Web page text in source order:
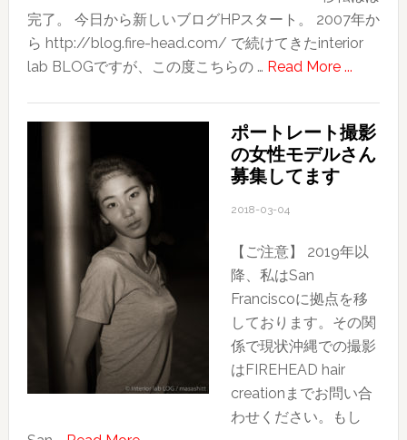
完了。 今日から新しいブログHPスタート。 2007年か
ら http://blog.fire-head.com/ で続けてきたinterior
lab BLOGですが、この度こちらの … Read More ...about
か
ら
ブ
グ
HP
ス
ー
ト
ポートレート撮影
の女性モデルさん
募集してます
2018-03-04
【ご注意】 2019年以
降、私はSan
Franciscoに拠点を移
しております。その関
係で現状沖縄での撮影
はFIREHEAD hair
creationまでお問い合
わせください。もし